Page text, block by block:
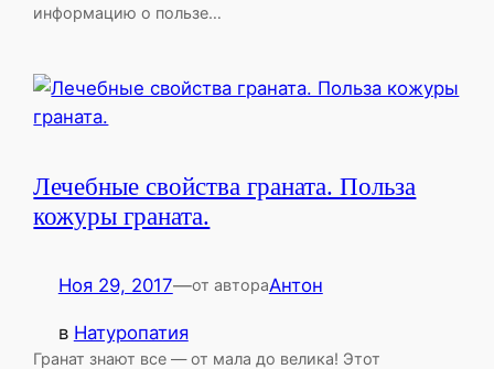
информацию о пользе…
Лечебные свойства граната. Польза
кожуры граната.
Ноя 29, 2017—от автораАнтон
в Натуропатия
Гранат знают все — от мала до велика! Этот